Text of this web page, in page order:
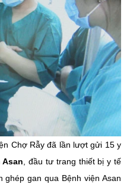
Chợ Rẫy đã lần lượt gửi 15 y
Asan, đầu tư trang thiết bị y tế
gan qua Bệnh viện Asan